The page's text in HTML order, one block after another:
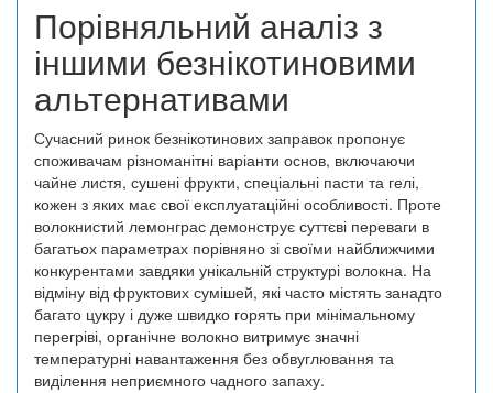
Порівняльний аналіз з
іншими безнікотиновими
альтернативами
Сучасний ринок безнікотинових заправок пропонує
споживачам різноманітні варіанти основ, включаючи
чайне листя, сушені фрукти, спеціальні пасти та гелі,
кожен з яких має свої експлуатаційні особливості. Проте
волокнистий лемонграс демонструє суттєві переваги в
багатьох параметрах порівняно зі своїми найближчими
конкурентами завдяки унікальній структурі волокна. На
відміну від фруктових сумішей, які часто містять занадто
багато цукру і дуже швидко горять при мінімальному
перегріві, органічне волокно витримує значні
температурні навантаження без обвуглювання та
виділення неприємного чадного запаху.